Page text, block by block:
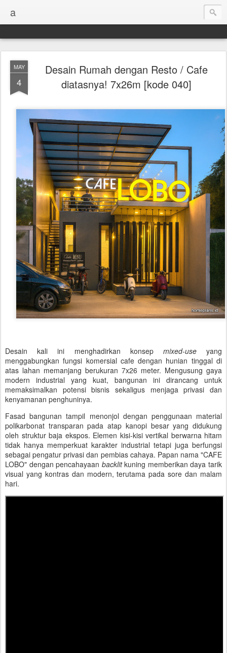
a
MAY
4
Desain Rumah dengan Resto / Cafe
diatasnya! 7x26m [kode 040]
Desain kali ini menghadirkan konsep mixed-useyang
menggabungkan fungsi komersial cafe dengan hunian tinggal di
atas lahan memanjang berukuran 7x26 meter. Mengusung gaya
modern industrial yang kuat, bangunan ini dirancang untuk
memaksimalkan potensi bisnis sekaligus menjaga privasi dan
kenyamanan penghuninya.
Fasad bangunan tampil menonjol dengan penggunaan material
polikarbonat transparan pada atap kanopi besar yang didukung
oleh struktur baja ekspos. Elemen kisi-kisi vertikal berwarna hitam
tidak hanya memperkuat karakter industrial tetapi juga berfungsi
sebagai pengatur privasi dan pembias cahaya. Papan nama "CAFE
LOBO" dengan pencahayaan backlitkuning memberikan daya tarik
visual yang kontras dan modern, terutama pada sore dan malam
hari.